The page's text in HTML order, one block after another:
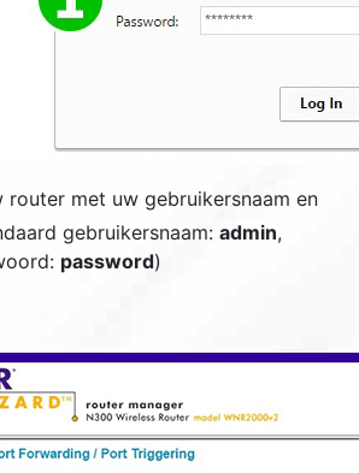
router met uw gebruikersnaam en
gebruikersnaam: admin,
password)